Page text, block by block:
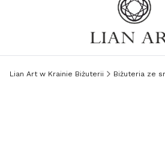
Lian Art w Krainie Biżuterii Biżuteria ze